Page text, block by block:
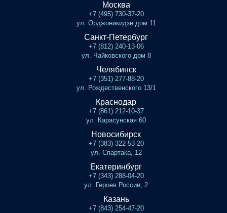
Москва
+7 (495) 730-37-20
ул. Орджоникидзе дом 11
Санкт-Петербург
+7 (812) 240-13-06
ул. Чайковского дом 8
Челябинск
+7 (351) 277-88-20
ул. Рождественского 13/1
Краснодар
+7 (861) 212-10-37
ул. Карасунская 60
Новосибирск
+7 (383) 322-53-20
ул. Спартака, 12
Екатеринбург
+7 (343) 288-04-20
ул. Героев России, 2
Казань
+7 (843) 254-47-20